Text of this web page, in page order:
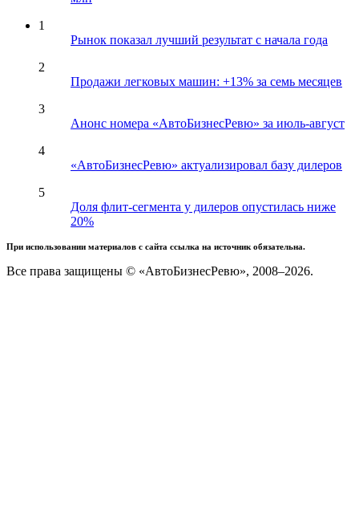
1
Рынок показал лучший результат с начала года
2
Продажи легковых машин: +13% за семь месяцев
3
Анонс номера «АвтоБизнесРевю» за июль-август
4
«АвтоБизнесРевю» актуализировал базу дилеров
5
Доля флит-сегмента у дилеров опустилась ниже
20%
При использовании материалов с сайта ссылка на источник обязательна.
Все права защищены © «АвтоБизнесРевю», 2008–2026.